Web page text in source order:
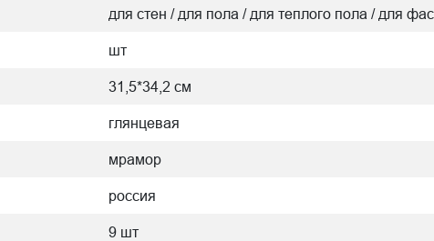
для стен / для пола / для теплого пола / для
шт
31,5*34,2 см
глянцевая
мрамор
россия
9 шт